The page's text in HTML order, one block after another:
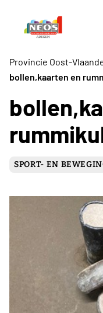
Provincie Oost-
bollen,kaarten en
SPORT- EN